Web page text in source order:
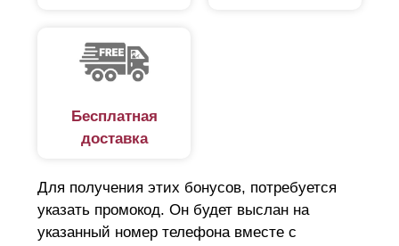
Бесплатная
доставка
Для получения этих бонусов, потребуется
указать промокод. Он будет выслан на
указанный номер телефона вместе с